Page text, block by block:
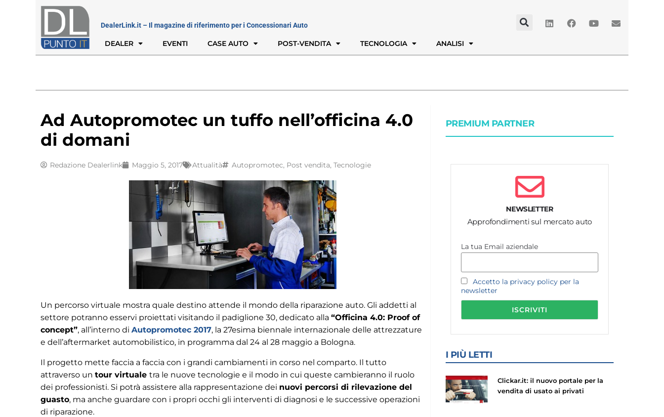
DealerLink.it – Il magazine di riferimento per i Concessionari Auto
DEALER EVENTI CASE AUTO POST-VENDITA TECNOLOGIA ANALISI
Ad Autopromotec un tuffo nell’officina 4.0
di domani
Redazione Dealerlink Maggio 5, 2017 Attualità Autopromotec, Post vendita, Tecnologie
Un percorso virtuale mostra quale destino attende il mondo della riparazione auto. Gli addetti al
settore potranno esservi proiettati visitando il padiglione 30, dedicato alla “Officina 4.0: Proof of
concept”, all’interno di Autopromotec 2017, la 27esima biennale internazionale delle attrezzature
e dell’aftermarket automobilistico, in programma dal 24 al 28 maggio a Bologna.
Il progetto mette faccia a faccia con i grandi cambiamenti in corso nel comparto. Il tutto
attraverso un tour virtuale tra le nuove tecnologie e il modo in cui queste cambieranno il ruolo
dei professionisti. Si potrà assistere alla rappresentazione dei nuovi percorsi di rilevazione del
guasto, ma anche guardare con i propri occhi gli interventi di diagnosi e le successive operazioni
di riparazione.
PREMIUM PARTNER
NEWSLETTER
Approfondimenti sul mercato auto
La tua Email aziendale
Accetto la privacy policy per la
newsletter
I PIÙ LETTI
Clickar.it: il nuovo portale per la
vendita di usato ai privati